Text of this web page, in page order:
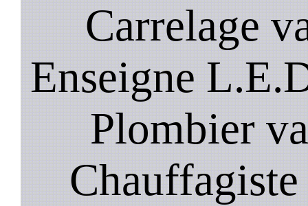
Carrelage
Enseigne
Plombier
Chauffagiste